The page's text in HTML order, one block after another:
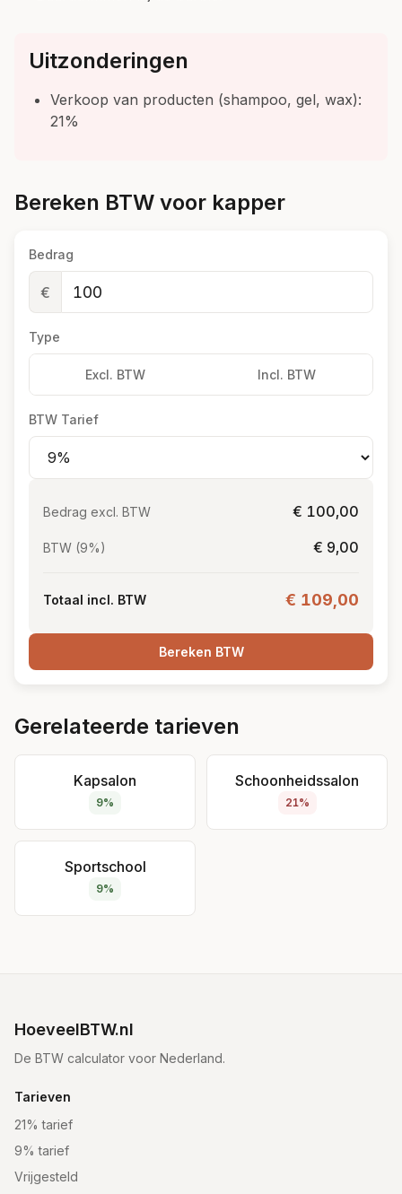
Uitzonderingen
Verkoop van producten (shampoo, gel, wax):
21%
Bereken BTW voor kapper
Bedrag
€
Type
Excl. BTW Incl. BTW
BTW Tarief
Bedrag excl. BTW € 100,00
BTW (9%) € 9,00
Totaal incl. BTW € 109,00
Bereken BTW
Gerelateerde tarieven
Kapsalon
9%
Schoonheidssalon
21%
Sportschool
9%
HoeveelBTW.nl
De BTW calculator voor Nederland.
Tarieven
21% tarief
9% tarief
Vrijgesteld